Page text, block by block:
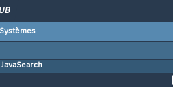
Systèmes
JavaSearch